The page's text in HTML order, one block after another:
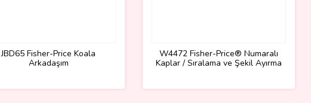
JBD65 Fisher-Price Koala
Arkadaşım
W4472 Fisher-Price® Numaralı
Kaplar / Sıralama ve Şekil Ayırma